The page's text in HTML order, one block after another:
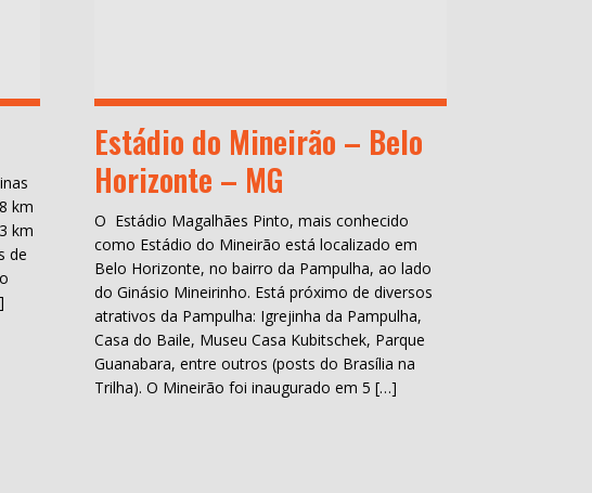
km
km
de
Estádio do Mineirão – Belo
Horizonte – MG
O Estádio Magalhães Pinto, mais conhecido
como Estádio do Mineirão está localizado em
Belo Horizonte, no bairro da Pampulha, ao lado
do Ginásio Mineirinho. Está próximo de diversos
atrativos da Pampulha: Igrejinha da Pampulha,
Casa do Baile, Museu Casa Kubitschek, Parque
Guanabara, entre outros (posts do Brasília na
Trilha). O Mineirão foi inaugurado em 5 […]